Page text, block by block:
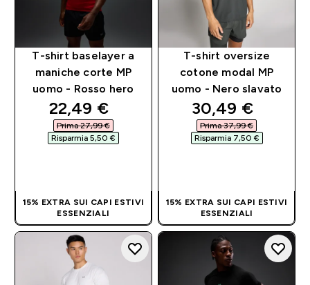
T-shirt baselayer a
maniche corte MP
uomo - Rosso hero
discounted price
22,49 €‎
Prima 27,99 €‎
Risparmia 5,50 €‎
15% EXTRA SUI CAPI ESTIVI
ESSENZIALI
T-shirt oversize
cotone modal MP
uomo - Nero slavato
discounted
30,49 €‎
Prima 37,99 €‎
Risparmia 7,50 €‎
15% EXTRA SUI CAPI ESTIVI
ESSENZIALI